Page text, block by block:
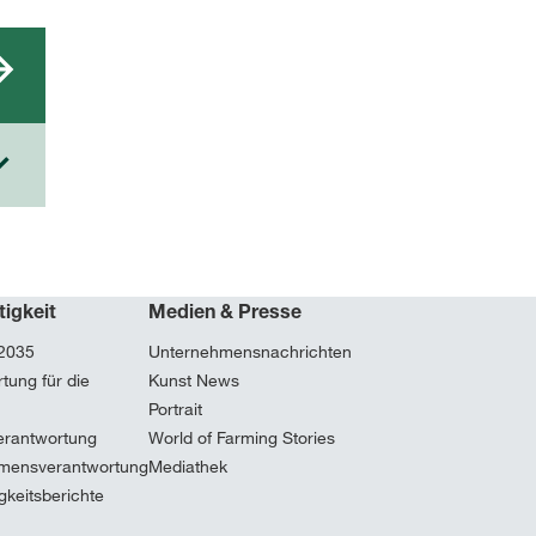
für die
Medien & Presse
Unternehmensnachrichten
Kunst News
Portrait
World of Farming Stories
Mediathek